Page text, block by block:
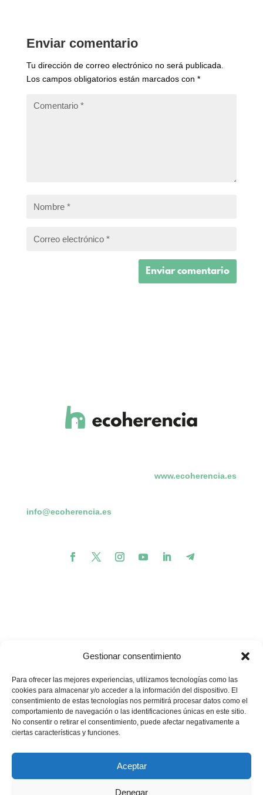
Gestionar consentimiento
Para ofrecer las mejores experiencias, utilizamos tecnologías como las
cookies para almacenar y/o acceder a la información del dispositivo. El
consentimiento de estas tecnologías nos permitirá procesar datos como el
comportamiento de navegación o las identificaciones únicas en este sitio.
No consentir o retirar el consentimiento, puede afectar negativamente a
ciertas características y funciones.
Aceptar
Denegar
Enviar comentario
Tu dirección de correo electrónico no será publicada.
Los campos obligatorios están marcados con *
www.ecoherencia.es
info@ecoherencia.es
💪🏽¿Te gustaría apoyar nuestros proyectos?
¡Buenas
noticias! Ahora puedes hacerlo en un solo minuto…